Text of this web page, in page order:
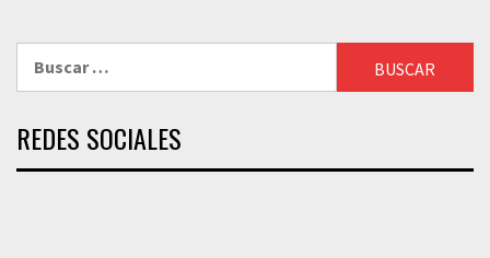
REDES SOCIALES